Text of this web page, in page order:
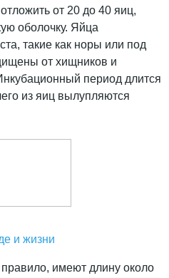
от 20 до 40 яиц,
оболочку. Яйца
такие как норы или под
от хищников и
период длится
из яиц вылупляются
и жизни
имеют длину около